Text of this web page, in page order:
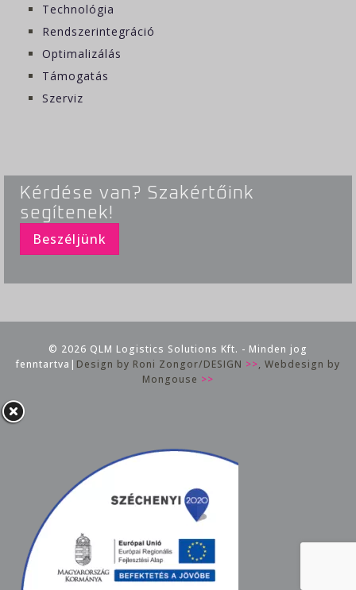
Technológia
Rendszerintegráció
Optimalizálás
Támogatás
Szerviz
Kérdése van? Szakértőink
segítenek!
Beszéljünk
© 2026 QLM Logistics Solutions Kft. - Minden jog
fenntartva| Design by Roni Zongor/DESIGN >>, Webdesign by
Mongouse >>